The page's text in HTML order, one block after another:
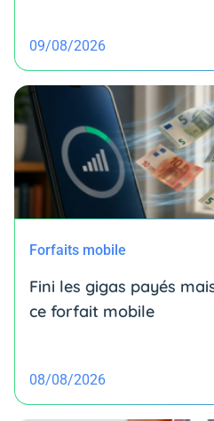
09/08/2026
Forfaits mobile
Fini les gigas payés
ce forfait mobile
08/08/2026